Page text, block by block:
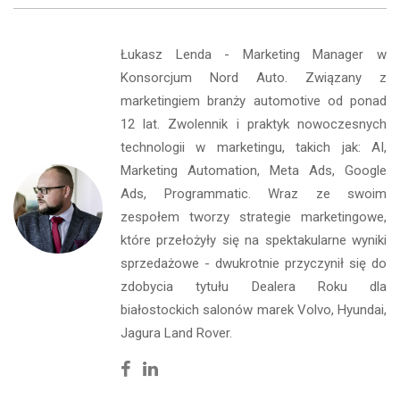
Łukasz Lenda - Marketing Manager w
Konsorcjum Nord Auto. Związany z
marketingiem branży automotive od ponad
12 lat. Zwolennik i praktyk nowoczesnych
technologii w marketingu, takich jak: AI,
Marketing Automation, Meta Ads, Google
Ads, Programmatic. Wraz ze swoim
zespołem tworzy strategie marketingowe,
które przełożyły się na spektakularne wyniki
sprzedażowe - dwukrotnie przyczynił się do
zdobycia tytułu Dealera Roku dla
białostockich salonów marek Volvo, Hyundai,
Jagura Land Rover.
Facebook
Linkedin